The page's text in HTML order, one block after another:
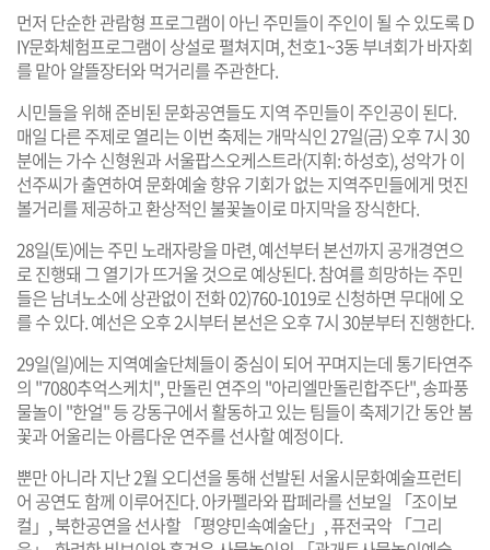
먼저 단순한 관람형 프로그램이 아닌 주민들이 주인이 될 수 있도록 D
IY문화체험프로그램이 상설로 펼쳐지며, 천호1~3동 부녀회가 바자회
를 맡아 알뜰장터와 먹거리를 주관한다.
시민들을 위해 준비된 문화공연들도 지역 주민들이 주인공이 된다.
매일 다른 주제로 열리는 이번 축제는 개막식인 27일(금) 오후 7시 30
분에는 가수 신형원과 서울팝스오케스트라(지휘: 하성호), 성악가 이
선주씨가 출연하여 문화예술 향유 기회가 없는 지역주민들에게 멋진
볼거리를 제공하고 환상적인 불꽃놀이로 마지막을 장식한다.
28일(토)에는 주민 노래자랑을 마련, 예선부터 본선까지 공개경연으
로 진행돼 그 열기가 뜨거울 것으로 예상된다. 참여를 희망하는 주민
들은 남녀노소에 상관없이 전화 02)760-1019로 신청하면 무대에 오
를 수 있다. 예선은 오후 2시부터 본선은 오후 7시 30분부터 진행한다.
29일(일)에는 지역예술단체들이 중심이 되어 꾸며지는데 통기타연주
의 "7080추억스케치", 만돌린 연주의 "아리엘만돌린합주단", 송파풍
물놀이 "한얼" 등 강동구에서 활동하고 있는 팀들이 축제기간 동안 봄
꽃과 어울리는 아름다운 연주를 선사할 예정이다.
뿐만 아니라 지난 2월 오디션을 통해 선발된 서울시문화예술프런티
어 공연도 함께 이루어진다. 아카펠라와 팝페라를 선보일 「조이보
컬」, 북한공연을 선사할 「평양민속예술단」, 퓨전국악 「그리